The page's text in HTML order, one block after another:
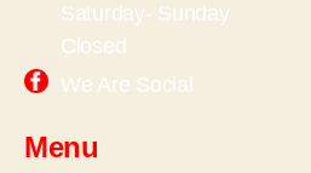
Saturday- Sunday
Closed
We Are Social
Menu